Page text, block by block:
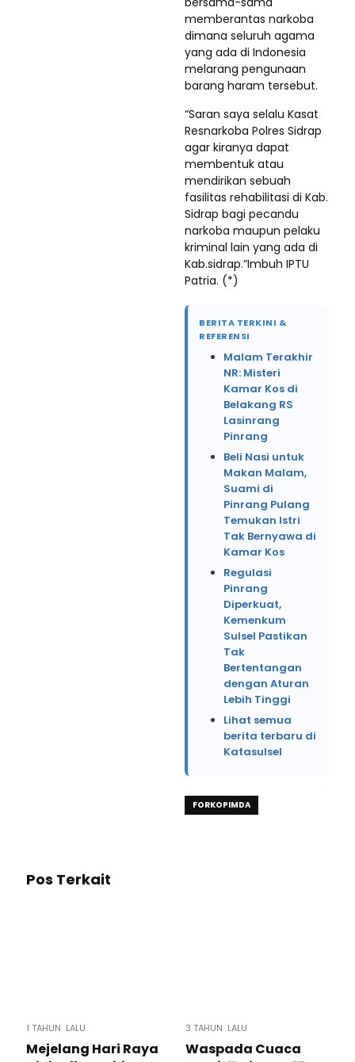
memberantas narkoba
dimana seluruh agama
yang ada di Indonesia
melarang pengunaan
barang haram tersebut.
“Saran saya selalu Kasat
Resnarkoba Polres Sidrap
agar kiranya dapat
membentuk atau
mendirikan sebuah
fasilitas rehabilitasi di Kab.
Sidrap bagi pecandu
narkoba maupun pelaku
kriminal lain yang ada di
Kab.sidrap.”Imbuh IPTU
Patria. (*)
BERITA TERKINI &
REFERENSI
Malam Terakhir
NR: Misteri
Kamar Kos di
Belakang RS
Lasinrang
Pinrang
Beli Nasi untuk
Makan Malam,
Suami di
Pinrang Pulang
Temukan Istri
Tak Bernyawa di
Kamar Kos
Regulasi
Pinrang
Diperkuat,
Kemenkum
Sulsel Pastikan
Tak
Bertentangan
dengan Aturan
Lebih Tinggi
Lihat semua
berita terbaru di
Katasulsel
FORKOPIMDA
Pos Terkait
1 TAHUN LALU
Mejelang Hari Raya
3 TAHUN LALU
Waspada Cuaca